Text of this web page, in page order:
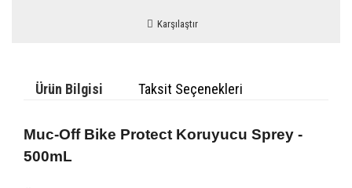
Karşılaştır
Ürün Bilgisi Taksit Seçenekleri
Muc-Off Bike Protect Koruyucu Sprey -
500mL